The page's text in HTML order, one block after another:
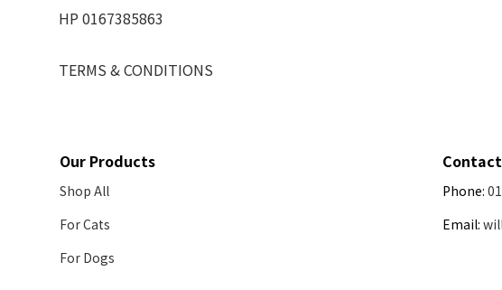
HP 0167385863
TERMS & CONDITIONS
Our Products
Shop All
For Cats
For Dogs
Phone:
Email: